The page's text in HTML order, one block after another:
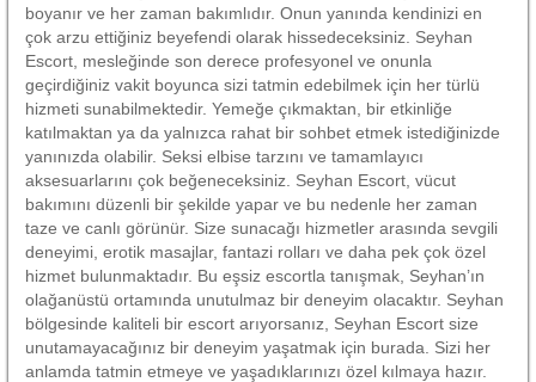
boyanır ve her zaman bakımlıdır. Onun yanında kendinizi en
çok arzu ettiğiniz beyefendi olarak hissedeceksiniz. Seyhan
Escort, mesleğinde son derece profesyonel ve onunla
geçirdiğiniz vakit boyunca sizi tatmin edebilmek için her türlü
hizmeti sunabilmektedir. Yemeğe çıkmaktan, bir etkinliğe
katılmaktan ya da yalnızca rahat bir sohbet etmek istediğinizde
yanınızda olabilir. Seksi elbise tarzını ve tamamlayıcı
aksesuarlarını çok beğeneceksiniz. Seyhan Escort, vücut
bakımını düzenli bir şekilde yapar ve bu nedenle her zaman
taze ve canlı görünür. Size sunacağı hizmetler arasında sevgili
deneyimi, erotik masajlar, fantazi rolları ve daha pek çok özel
hizmet bulunmaktadır. Bu eşsiz escortla tanışmak, Seyhan’ın
olağanüstü ortamında unutulmaz bir deneyim olacaktır. Seyhan
bölgesinde kaliteli bir escort arıyorsanız, Seyhan Escort size
unutamayacağınız bir deneyim yaşatmak için burada. Sizi her
anlamda tatmin etmeye ve yaşadıklarınızı özel kılmaya hazır.